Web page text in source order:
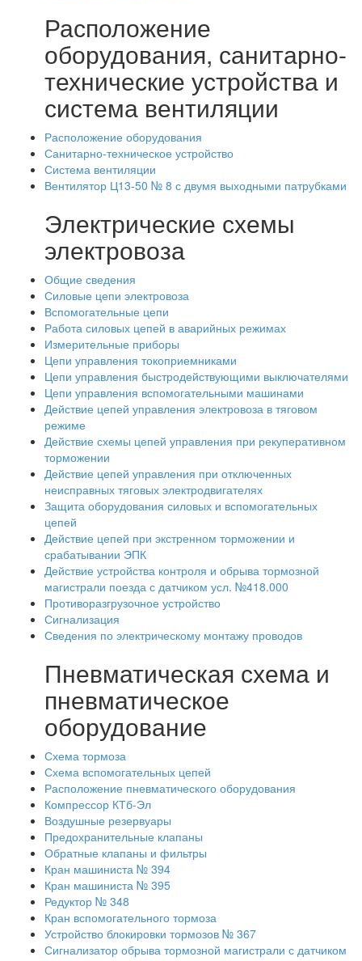
Расположение
оборудования, санитарно-
технические устройства и
система вентиляции
Расположение оборудования
Санитарно-техническое устройство
Система вентиляции
Вентилятор Ц13-50 № 8 с двумя выходными патрубками
Электрические схемы
электровоза
Общие сведения
Силовые цепи электровоза
Вспомогательные цепи
Работа силовых цепей в аварийных режимах
Измерительные приборы
Цепи управления токоприемниками
Цепи управления быстродействующими выключателями
Цепи управления вспомогательными машинами
Действие цепей управления электровоза в тяговом
режиме
Действие схемы цепей управления при рекуперативном
торможении
Действие цепей управления при отключенных
неисправных тяговых электродвигателях
Защита оборудования силовых и вспомогательных
цепей
Действие цепей при экстренном торможении и
срабатывании ЭПК
Действие устройства контроля и обрыва тормозной
магистрали поезда с датчиком усл. №418.000
Противоразгрузочное устройство
Сигнализация
Сведения по электрическому монтажу проводов
Пневматическая схема и
пневматическое
оборудование
Схема тормоза
Схема вспомогательных цепей
Расположение пневматического оборудования
Компрессор КТб-Эл
Воздушные резервуары
Предохранительные клапаны
Обратные клапаны и фильтры
Кран машиниста № 394
Кран машиниста № 395
Редуктор № 348
Кран вспомогательного тормоза
Устройство блокировки тормозов № 367
Сигнализатор обрыва тормозной магистрали с датчиком